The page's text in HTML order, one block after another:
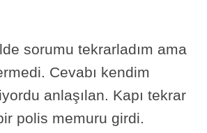
sorumu tekrarladım ama
Cevabı kendim
anlaşılan. Kapı tekrar
polis memuru girdi.